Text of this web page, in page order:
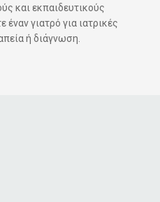
και εκπαιδευτικούς
γιατρό για ιατρικές
ή διάγνωση.